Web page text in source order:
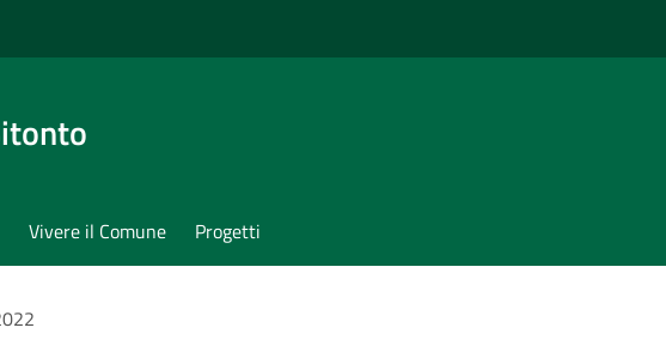
Vivere il Comune Progetti